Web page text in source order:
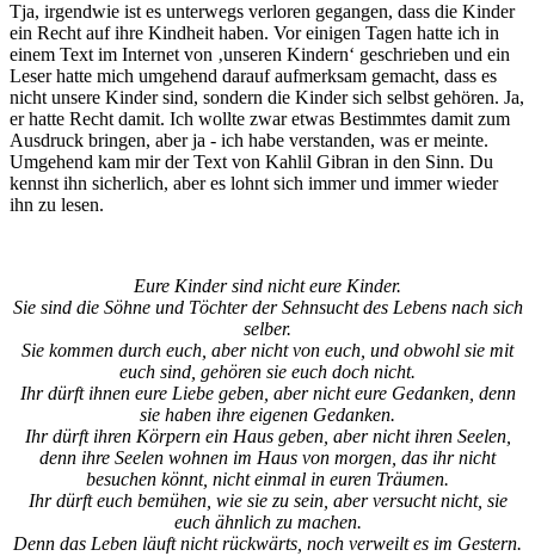
Tja, irgendwie ist es unterwegs verloren gegangen, dass die Kinder
ein Recht auf ihre Kindheit haben. Vor einigen Tagen hatte ich in
einem Text im Internet von ‚unseren Kindern‘ geschrieben und ein
Leser hatte mich umgehend darauf aufmerksam gemacht, dass es
nicht unsere Kinder sind, sondern die Kinder sich selbst gehören. Ja,
er hatte Recht damit. Ich wollte zwar etwas Bestimmtes damit zum
Ausdruck bringen, aber ja - ich habe verstanden, was er meinte.
Umgehend kam mir der Text von Kahlil Gibran in den Sinn. Du
kennst ihn sicherlich, aber es lohnt sich immer und immer wieder
ihn zu lesen.
Eure Kinder sind nicht eure Kinder.
Sie sind die Söhne und Töchter der Sehnsucht des Lebens nach sich
selber.
Sie kommen durch euch, aber nicht von euch, und obwohl sie mit
euch sind, gehören sie euch doch nicht.
Ihr dürft ihnen eure Liebe geben, aber nicht eure Gedanken, denn
sie haben ihre eigenen Gedanken.
Ihr dürft ihren Körpern ein Haus geben, aber nicht ihren Seelen,
denn ihre Seelen wohnen im Haus von morgen, das ihr nicht
besuchen könnt, nicht einmal in euren Träumen.
Ihr dürft euch bemühen, wie sie zu sein, aber versucht nicht, sie
euch ähnlich zu machen.
Denn das Leben läuft nicht rückwärts, noch verweilt es im Gestern.